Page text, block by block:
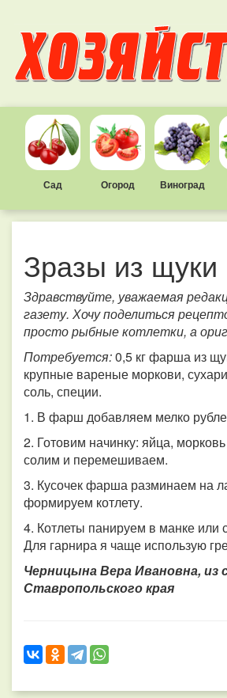
Сад Огород Виноград
Зразы из щуки
Здравствуйте, уважаемая
газету. Хочу поделиться
просто рыбные котлетки, а
Потребуется:0,5 кг фарша из
крупные вареные моркови,
соль, специи.
1. В фарш добавляем мелко
2. Готовим начинку: яйца,
солим и перемешиваем.
3. Кусочек фарша разминаем на
формируем котлету.
4. Котлеты панируем в манке или
Для гарнира я чаще использую
Черницына Вера Ивановна, из
Ставропольского края